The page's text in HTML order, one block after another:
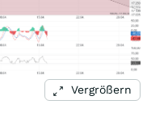
Vergrößern